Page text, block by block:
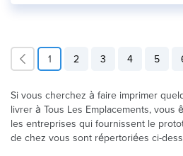
1 2 3 4 5
Si vous cherchez à faire imprimer
livrer à Tous Les Emplacements, vous
les entreprises qui fournissent le
de chez vous sont répertoriées ci-